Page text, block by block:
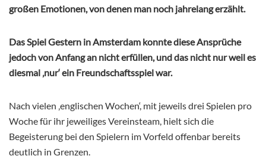
großen Emotionen, von denen man noch jahrelang erzählt.
Das Spiel Gestern in Amsterdam konnte diese Ansprüche
jedoch von Anfang an nicht erfüllen, und das nicht nur weil es
diesmal ‚nur‘ ein Freundschaftsspiel war.
Nach vielen ‚englischen Wochen‘, mit jeweils drei Spielen pro
Woche für ihr jeweiliges Vereinsteam, hielt sich die
Begeisterung bei den Spielern im Vorfeld offenbar bereits
deutlich in Grenzen.